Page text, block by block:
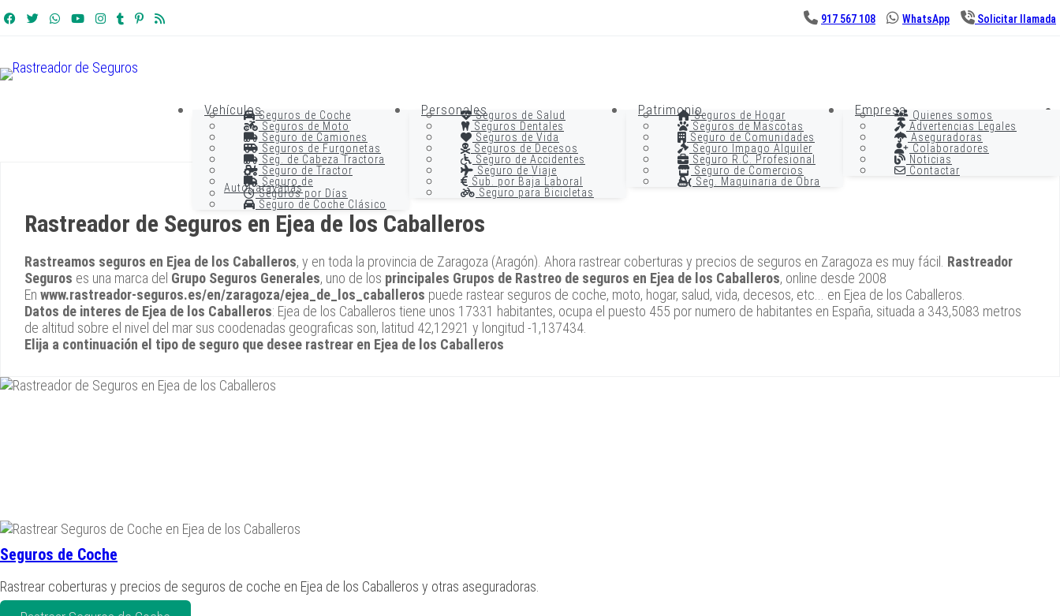
917 567 108 WhatsApp Solicitar llamada
VehículosSeguros de Coche
Seguros de Moto
Seguro de Camiones
Seguros de Furgonetas
Seg. de Cabeza Tractora
Seguro de Tractor
Seguro de
AutoCaravanas
Seguros por Días
Seguro de Coche Clásico
PersonalesSeguros de Salud
Seguros Dentales
Seguros de Vida
Seguros de Decesos
Seguro de Accidentes
Seguro de Viaje
Sub. por Baja Laboral
Seguro para Bicicletas
PatrimonioSeguros de Hogar
Seguros de Mascotas
Seguro de Comunidades
Seguro Impago Alquiler
Seguro R.C. Profesional
Seguro de Comercios
Seg. Maquinaria de Obra
Empresa Quienes somos
Advertencias Legales
Aseguradoras
Colaboradores
Noticias
Contactar
Rastreador de Seguros en Ejea de los Caballeros
Rastreamos seguros en Ejea de los Caballeros, y en toda la provincia de Zaragoza (Aragón). Ahora rastrear coberturas y precios de seguros en Zaragoza es muy fácil. Rastreador
Seguros es una marca del Grupo Seguros Generales, uno de los principales Grupos de Rastreo de seguros en Ejea de los Caballeros, online desde 2008
En www.rastreador-seguros.es/en/zaragoza/ejea_de_los_caballeros puede rastear seguros de coche, moto, hogar, salud, vida, decesos, etc... en Ejea de los Caballeros.
Datos de interes de Ejea de los Caballeros: Ejea de los Caballeros tiene unos 17331 habitantes, ocupa el puesto 455 por numero de habitantes en España, situada a 343,5083 metros
de altitud sobre el nivel del mar sus coodenadas geograficas son, latitud 42,12921 y longitud -1,137434.
Elija a continuación el tipo de seguro que desee rastrear en Ejea de los Caballeros
Seguros de Coche
Rastrear coberturas y precios de seguros de coche en Ejea de los Caballeros y otras aseguradoras.